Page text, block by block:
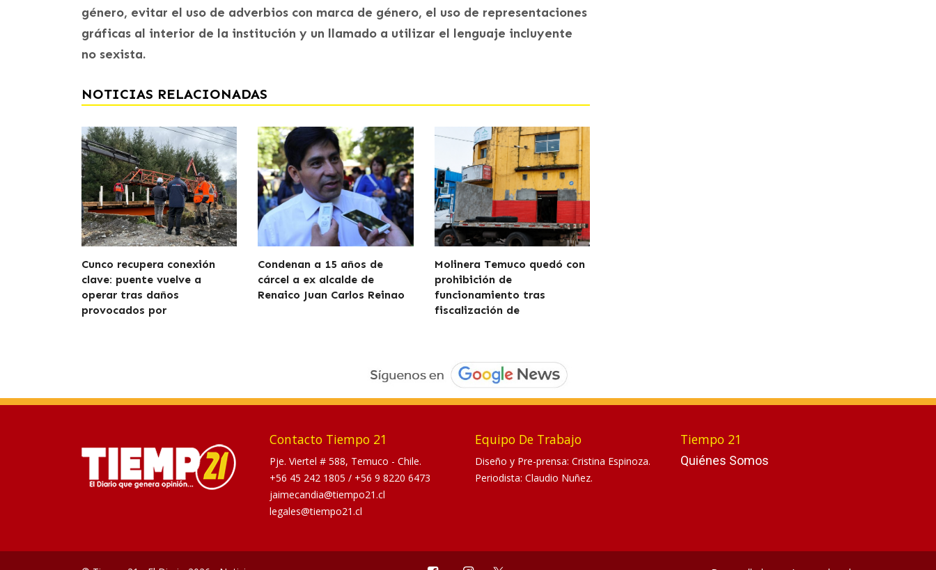
género, evitar el uso de adverbios con marca de género, el uso de representaciones
gráficas al interior de la institución y un llamado a utilizar el lenguaje incluyente
no sexista.
NOTICIAS RELACIONADAS
Cunco recupera conexión
clave: puente vuelve a
operar tras daños
provocados por
Condenan a 15 años de
cárcel a ex alcalde de
Renaico Juan Carlos Reinao
Molinera Temuco quedó con
prohibición de
funcionamiento tras
fiscalización de
Contacto Tiempo 21
Pje. Viertel # 588, Temuco - Chile.
+56 45 242 1805 / +56 9 8220 6473
jaimecandia@tiempo21.cl
legales@tiempo21.cl
Equipo De Trabajo
Diseño y Pre-prensa: Cristina Espinoza.
Periodista: Claudio Nuñez.
Tiempo 21
Quiénes Somos